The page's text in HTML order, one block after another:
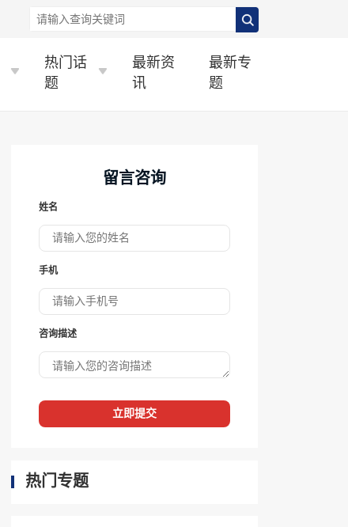
热门话
题
最新资
讯
最新专
题
留言咨询
姓名
手机
咨询描述
立即提交
热门专题